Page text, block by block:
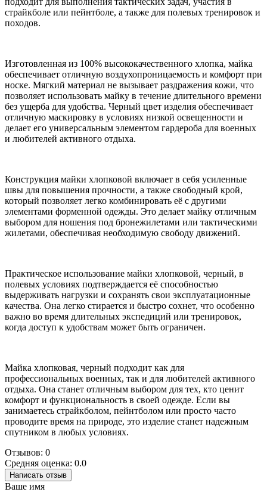
страйкболе или пейнтболе, а также для полевых тренировок и
походов.
Изготовленная из 100% высококачественного хлопка, майка
обеспечивает отличную воздухопроницаемость и комфорт при
носке. Мягкий материал не вызывает раздражения кожи, что
позволяет использовать майку в течение длительного времени
без ущерба для удобства. Черный цвет изделия обеспечивает
отличную маскировку в условиях низкой освещенности и
делает его универсальным элементом гардероба для военных
и любителей активного отдыха.
Конструкция майки хлопковой включает в себя усиленные
швы для повышения прочности, а также свободный крой,
который позволяет легко комбинировать её с другими
элементами форменной одежды. Это делает майку отличным
выбором для ношения под бронежилетами или тактическими
жилетами, обеспечивая необходимую свободу движений.
Практическое использование майки хлопковой, черный, в
полевых условиях подтверждается её способностью
выдерживать нагрузки и сохранять свои эксплуатационные
качества. Она легко стирается и быстро сохнет, что особенно
важно во время длительных экспедиций или тренировок,
когда доступ к удобствам может быть ограничен.
Майка хлопковая, черный подходит как для
профессиональных военных, так и для любителей активного
отдыха. Она станет отличным выбором для тех, кто ценит
комфорт и функциональность в своей одежде. Если вы
занимаетесь страйкболом, пейнтболом или просто часто
проводите время на природе, это изделие станет надежным
спутником в любых условиях.
Отзывов: 0
Средняя оценка: 0.0
Написать отзыв
Ваше имя